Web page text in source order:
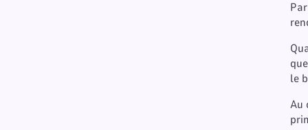
le
Au